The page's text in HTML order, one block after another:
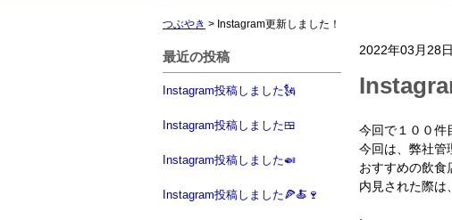
つぶやき > Instagram更新しました！
最近の投稿
Instagram投稿しました🗽
Instagram投稿しました🍱
Instagram投稿しました🍛
Instagram投稿しました🍕🍝🍷
2022年03月28日
今回で１００件
今回は、弊社管
おすすめの飲食
内見された際